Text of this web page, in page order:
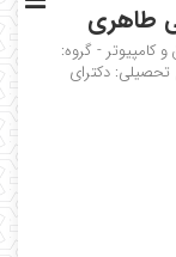
طاهری
کامپیوتر - گروه:
دکترای